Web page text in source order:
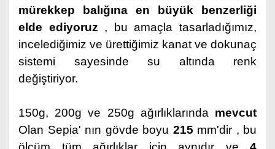
mürekkep balığına en büyük benzerliği
elde ediyoruz , bu amaçla tasarladığımız,
incelediğimiz ve ürettiğimiz kanat ve dokunaç
sistemi sayesinde su altında renk
değiştiriyor.
150g, 200g ve 250g ağırlıklarında mevcut
Olan Sepia' nın gövde boyu 215 mm'dir , bu